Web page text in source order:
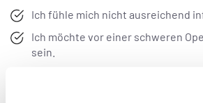
Ich fühle mich nicht ausreichend
Ich möchte vor einer schweren
sein.
Ich habe keine Möglichkeit, einen
Spezialisten für meine